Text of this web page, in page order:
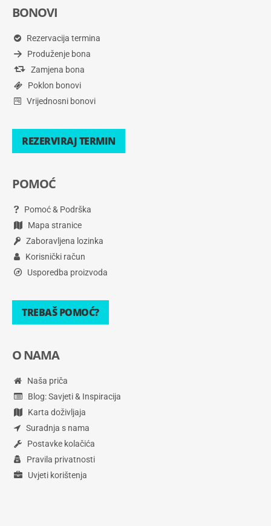
BONOVI
Rezervacija termina
Produženje bona
Zamjena bona
Poklon bonovi
Vrijednosni bonovi
REZERVIRAJ TERMIN
POMOĆ
Pomoć & Podrška
Mapa stranice
Zaboravljena lozinka
Korisnički račun
Usporedba proizvoda
TREBAŠ POMOĆ?
O NAMA
Naša priča
Blog: Savjeti & Inspiracija
Karta doživljaja
Suradnja s nama
Postavke kolačića
Pravila privatnosti
Uvjeti korištenja